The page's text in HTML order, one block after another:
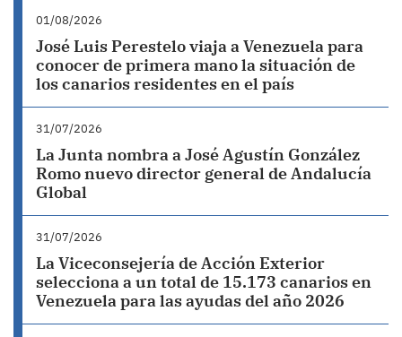
01/08/2026
José Luis Perestelo viaja a Venezuela para
conocer de primera mano la situación de
los canarios residentes en el país
31/07/2026
La Junta nombra a José Agustín González
Romo nuevo director general de Andalucía
Global
31/07/2026
La Viceconsejería de Acción Exterior
selecciona a un total de 15.173 canarios en
Venezuela para las ayudas del año 2026